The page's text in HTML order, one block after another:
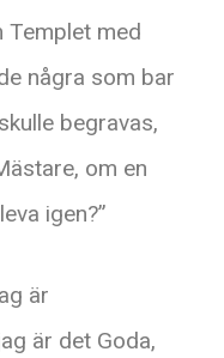
Templet med
några som bar
begravas,
om en
igen?”
är
är det Goda,